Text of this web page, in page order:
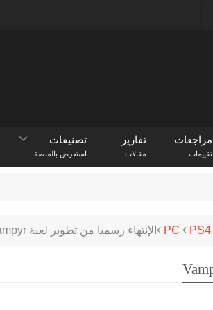
مراجعات
تقييمات
تقارير
مقالات
تصنيفات
استعرض بالمنصة
PC PS4 الإنتهاء رسميا من تطوير لعبة Vampyr